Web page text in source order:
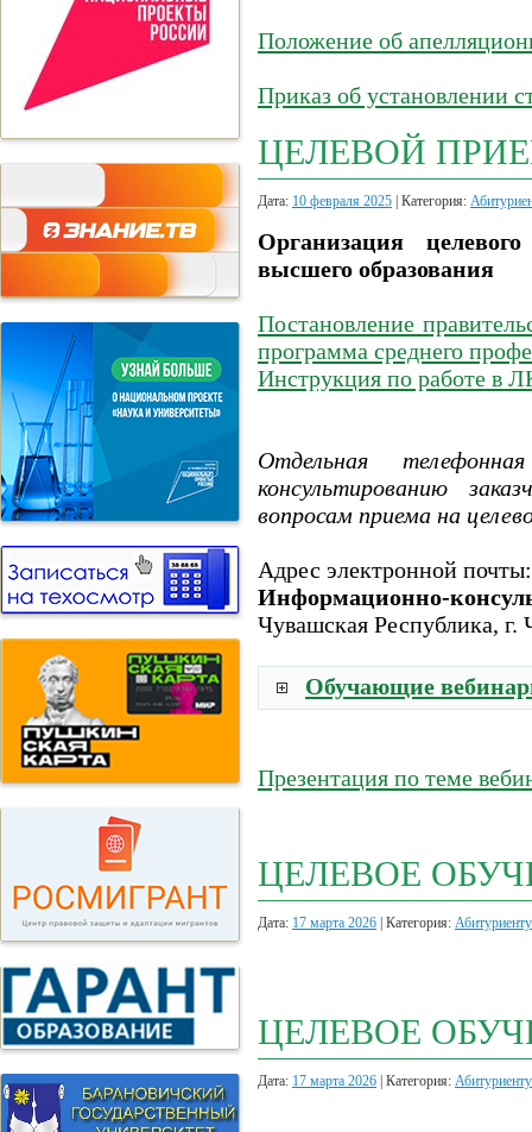
Положение об
Приказ об установлении
ЦЕЛЕВОЙ
Дата: 10 февраля 2025 | Категория:
Организация
высшего образования
Постановление
программа среднего
Инструкция по работе в
Отдельная
консультированию
вопросам приема на
Адрес электронной
Информационно-
Чувашская Республика, г.
Обучающие
Презентация по теме
ЦЕЛЕВОЕ
Дата: 17 марта 2026 | Категория: Абитуриенту
ЦЕЛЕВОЕ
Дата: 17 марта 2026 | Категория: Абитуриенту